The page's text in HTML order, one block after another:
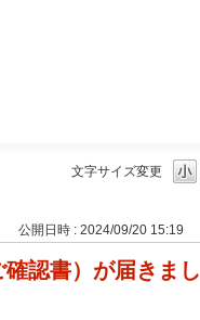
文字サイズ変更
公開日時 : 2024/09/20 15:19
認書）が届きまし